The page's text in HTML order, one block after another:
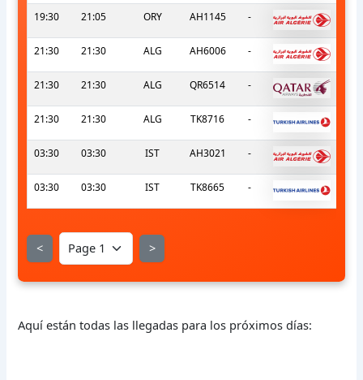
19:30
21:05 ORY AH1145 -
21:30 21:30 ALG AH6006 -
21:30 21:30 ALG QR6514 -
21:30 21:30 ALG TK8716 -
03:30 03:30 IST AH3021 -
03:30 03:30 IST TK8665 -
< >
Aquí están todas las llegadas para los próximos días: